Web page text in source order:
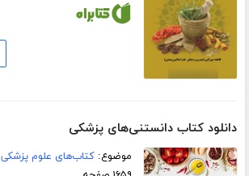
دانلود کتاب دانستنی‌های پزشکی
موضوع:کتاب‌های علوم پزشکی